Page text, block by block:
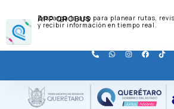
APP QROBUS
Descarga la app para planear rutas,
y recibir información en tiempo real.